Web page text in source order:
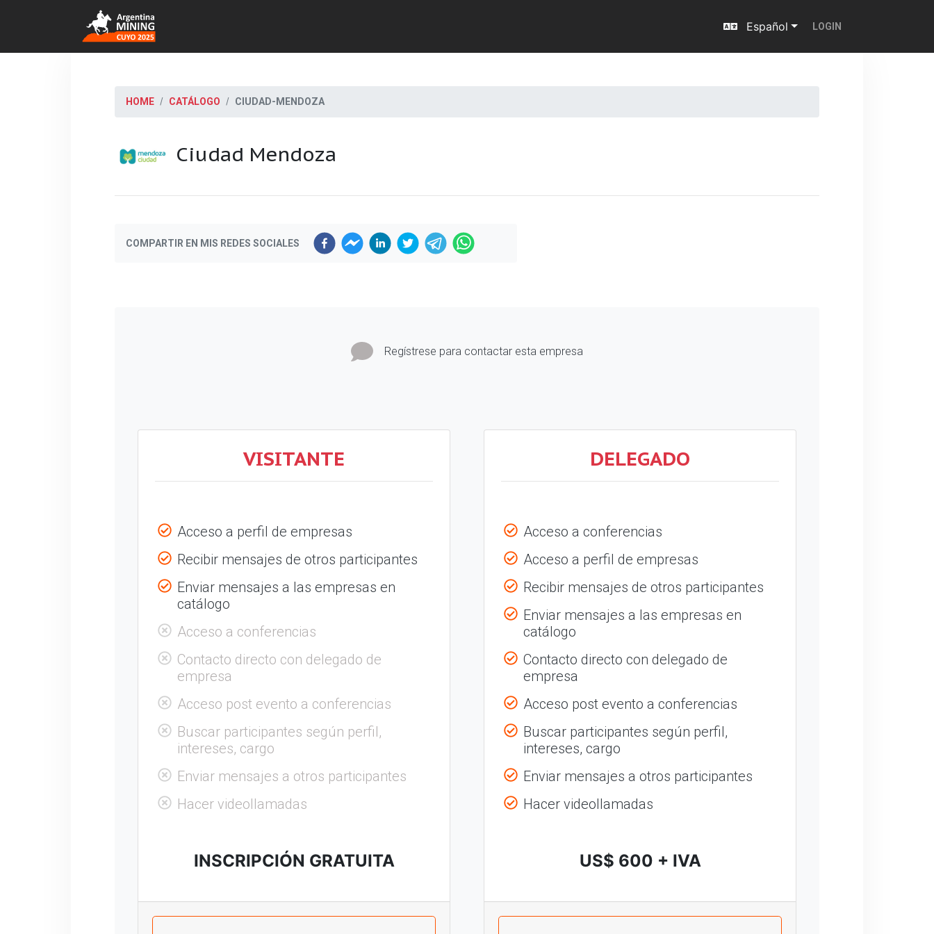
Español LOGIN
HOME CATÁLOGO CIUDAD-MENDOZA
Ciudad Mendoza
COMPARTIR EN MIS REDES SOCIALES
Regístrese para contactar esta empresa
VISITANTE
Acceso a perfil de empresas
Recibir mensajes de otros participantes
Enviar mensajes a las empresas en
catálogo
Acceso a conferencias
Contacto directo con delegado de
empresa
Acceso post evento a conferencias
Buscar participantes según perfil,
intereses, cargo
Enviar mensajes a otros participantes
Hacer videollamadas
INSCRIPCIÓN GRATUITA
DELEGADO
Acceso a conferencias
Acceso a perfil de empresas
Recibir mensajes de otros participantes
Enviar mensajes a las empresas en
catálogo
Contacto directo con delegado de
empresa
Acceso post evento a conferencias
Buscar participantes según perfil,
intereses, cargo
Enviar mensajes a otros participantes
Hacer videollamadas
US$ 600 + IVA